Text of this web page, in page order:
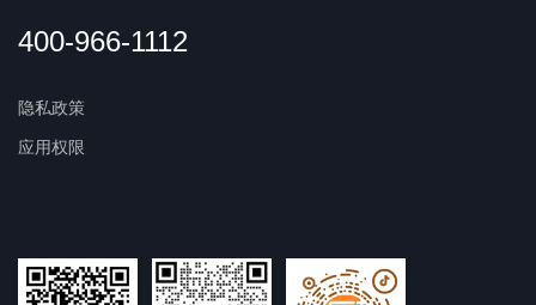
400-966-1112
隐私政策
应用权限